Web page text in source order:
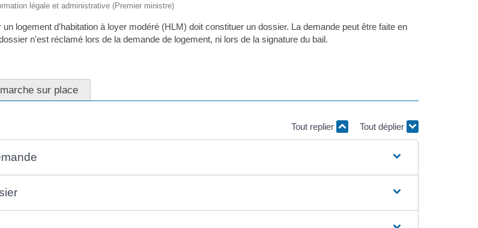
légale et administrative (Premier ministre)
logement d'habitation à loyer modéré (HLM) doit constituer un dossier. La demande peut être faite en
n'est réclamé lors de la demande de logement, ni lors de la signature du bail.
sur place
Tout replier Tout déplier